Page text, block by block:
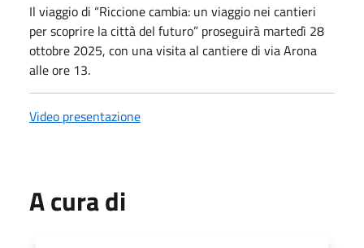
Il viaggio di “Riccione cambia: un viaggio nei cantieri
per scoprire la città del futuro” proseguirà martedì 28
ottobre 2025, con una visita al cantiere di via Arona
alle ore 13.
Video presentazione
A cura di